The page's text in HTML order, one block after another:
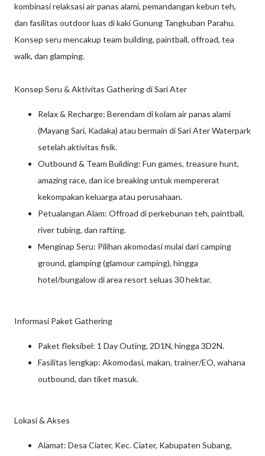
kombinasi relaksasi air panas alami, pemandangan kebun teh,
dan fasilitas outdoor luas di kaki Gunung Tangkuban Parahu.
Konsep seru mencakup team building, paintball, offroad, tea
walk, dan glamping.
Konsep Seru & Aktivitas Gathering di Sari Ater
Relax & Recharge: Berendam di kolam air panas alami
(Mayang Sari, Kadaka) atau bermain di Sari Ater Waterpark
setelah aktivitas fisik.
Outbound & Team Building: Fun games, treasure hunt,
amazing race, dan ice breaking untuk mempererat
kekompakan keluarga atau perusahaan.
Petualangan Alam: Offroad di perkebunan teh, paintball,
river tubing, dan rafting.
Menginap Seru: Pilihan akomodasi mulai dari camping
ground, glamping (glamour camping), hingga
hotel/bungalow di area resort seluas 30 hektar.
Informasi Paket Gathering
Paket fleksibel: 1 Day Outing, 2D1N, hingga 3D2N.
Fasilitas lengkap: Akomodasi, makan, trainer/EO, wahana
outbound, dan tiket masuk.
Lokasi & Akses
Alamat: Desa Ciater, Kec. Ciater, Kabupaten Subang,